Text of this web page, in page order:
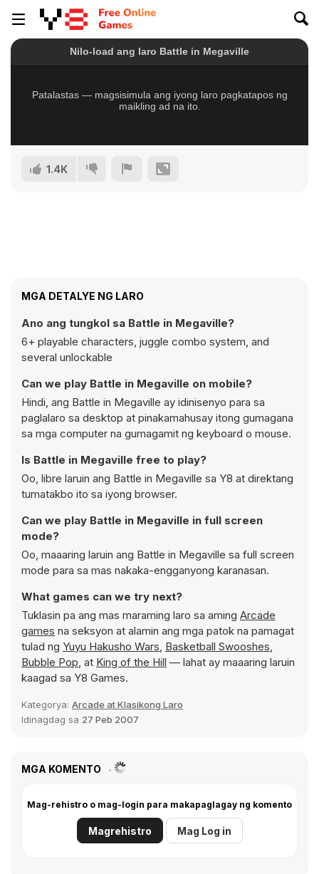
1.4K
MGA DETALYE NG LARO
Ano ang tungkol sa Battle in Megaville?
6+ playable characters, juggle combo system, and
several unlockable
Can we play Battle in Megaville on mobile?
Hindi, ang Battle in Megaville ay idinisenyo para sa
paglalaro sa desktop at pinakamahusay itong gumagana
sa mga computer na gumagamit ng keyboard o mouse.
Is Battle in Megaville free to play?
Oo, libre laruin ang Battle in Megaville sa Y8 at direktang
tumatakbo ito sa iyong browser.
Can we play Battle in Megaville in full screen
mode?
Oo, maaaring laruin ang Battle in Megaville sa full screen
mode para sa mas nakaka-engganyong karanasan.
What games can we try next?
Tuklasin pa ang mas maraming laro sa aming Arcade
games na seksyon at alamin ang mga patok na pamagat
tulad ng Yuyu Hakusho Wars, Basketball Swooshes,
Bubble Pop, at King of the Hill — lahat ay maaaring laruin
kaagad sa Y8 Games.
Kategorya: Arcade at Klasikong Laro
Idinagdag sa 27 Peb 2007
MGA KOMENTO
Mag-rehistro o mag-login para makapaglagay ng komento
Magrehistro Mag Log in